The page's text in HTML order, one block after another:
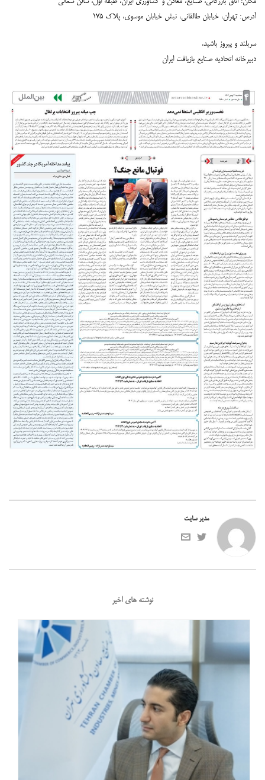
آدرس: تهران، خیابان طالقانی، نبش خیابان موسوی، پلاک ۱۷۵
سربلند و پیروز باشید.
دبیرخانه اتحادیه صنایع بازیافت ایران
مدیر سایت
نوشته های اخیر